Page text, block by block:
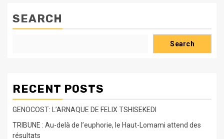
SEARCH
Search
RECENT POSTS
GENOCOST: L’ARNAQUE DE FELIX TSHISEKEDI
TRIBUNE : Au-delà de l’euphorie, le Haut-Lomami attend des
résultats